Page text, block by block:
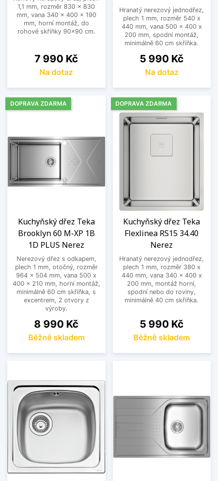
1,1 mm, rozměr 830 x 830
mm, vana 340 x 400 x 190
mm, horní montáž, do
rohové skříňky 90x90 cm.
Cena
7 990 Kč
Na dotaz
Hranatý nerezový jednodřez,
plech 1 mm, rozměr 540 x
440 mm, vana 500 x 400 x
200 mm, spodní montáž,
minimálně 60 cm skříňka.
Cena
5 990 Kč
Na dotaz
Kuchyňský dřez Teka
Brooklyn 60 M-XP 1B
1D PLUS Nerez
Nerezový dřez s odkapem,
plech 1 mm, otočný, rozměr
964 x 504 mm, vana 500 x
400 x 210 mm, horní montáž,
minimálně 60 cm skříňka, s
excentrem, 2 otvory z
výroby.
Cena
8 990 Kč
Běžně skladem
DOPRAVA ZDARMA
Kuchyňský dřez Teka
Flexlinea RS15 34.40
Nerez
Hranatý nerezový jednodřez,
plech 1 mm, rozměr 380 x
440 mm, vana 340 x 400 x
200 mm, montáž horní,
spodní nebo do roviny,
minimálně 40 cm skříňka.
Cena
5 990 Kč
Běžně skladem
DOPRAVA ZDARMA